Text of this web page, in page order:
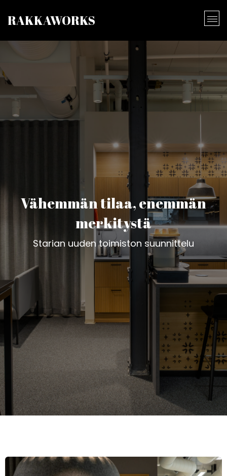
RAKKAWORKS
Vähemmän tilaa, enemmän
merkitystä
Starian uuden toimiston suunnittelu